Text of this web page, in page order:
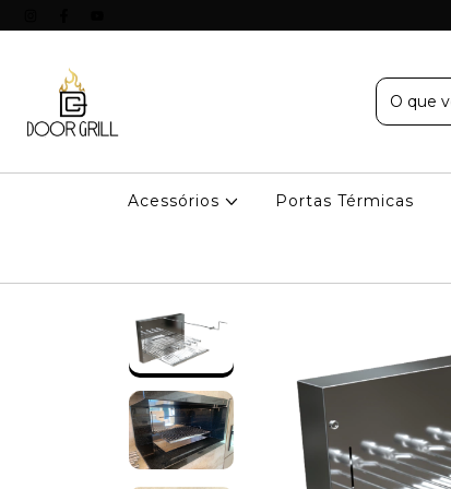
Acessórios Portas Térmicas